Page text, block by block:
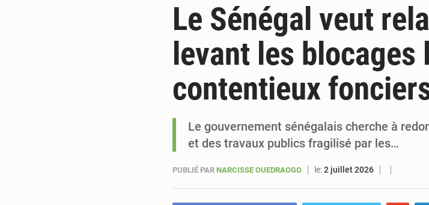
5 août 2026 Sénégal : Ousmane Diagne
5 août 2026 Pétrole : le Sénégal clarifie les
5 août 2026 Le vice-président de la
Le Sénégal veut
levant les blocages
contentieux
Le gouvernement sénégalais cherche à
et des travaux publics fragilisé par les…
PUBLIÉ PAR NARCISSE OUEDRAOGO le:2 juillet 2026